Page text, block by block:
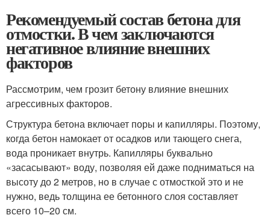
Рекомендуемый состав бетона для
отмостки. В чем заключаются
негативное влияние внешних
факторов
Рассмотрим, чем грозит бетону влияние внешних
агрессивных факторов.
Структура бетона включает поры и капилляры. Поэтому,
когда бетон намокает от осадков или тающего снега,
вода проникает внутрь. Капилляры буквально
«засасывают» воду, позволяя ей даже подниматься на
высоту до 2 метров, но в случае с отмосткой это и не
нужно, ведь толщина ее бетонного слоя составляет
всего 10–20 см.